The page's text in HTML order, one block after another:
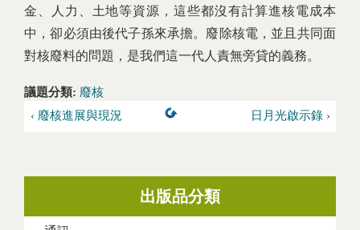
金、人力、土地等資源，這些都沒有計算進核電成本
中，卻必須由後代子孫來承擔。廢除核電，並且共同面
對核廢料的問題，是我們這一代人責無旁貸的義務。
議題分類: 廢核
‹ 廢核進展與現況
日月光啟示錄 ›
出版品分類